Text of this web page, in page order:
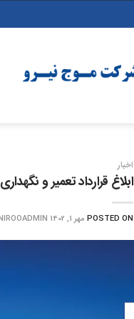
اخبار
ابلاغ قرارداد تعمیر و
POSTED ON مهر 1, 1402